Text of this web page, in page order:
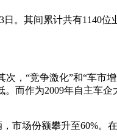
。其间累计共有1140
，“竞争激化”和“车市
而作为2009年自主车
市场份额攀升至60%。